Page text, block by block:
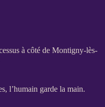
à côté de Montigny-lès-
l’humain garde la main.